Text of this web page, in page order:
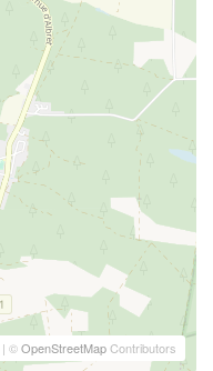
| ©OpenStreetMapContributors